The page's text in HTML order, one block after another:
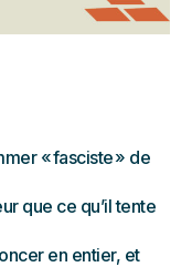
« fasciste » de
que ce qu’il tente
en entier, et